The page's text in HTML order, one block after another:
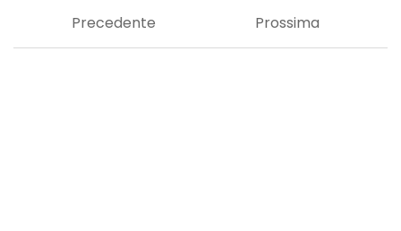
Prossima
Precedente